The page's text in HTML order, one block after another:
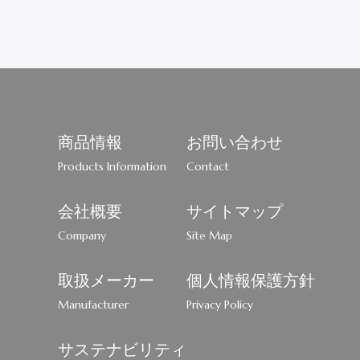
商品情報
Products Information
会社概要
Company
取扱メーカー
Manufacturer
サステナビリティ
お問い合わせ
Contact
サイトマップ
Site Map
個人情報保護方針
Privacy Policy